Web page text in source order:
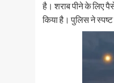
है। शराब पीने के लिए
किया है। पुलिस ने स्पष्ट